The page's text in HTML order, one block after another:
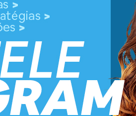
Mega-Sena
? Ou já está esperando o
lotérica.